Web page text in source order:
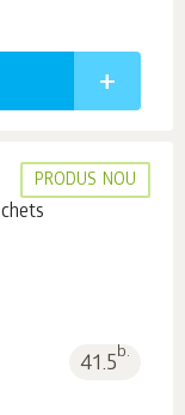
PRODUS NOU
41.5b.